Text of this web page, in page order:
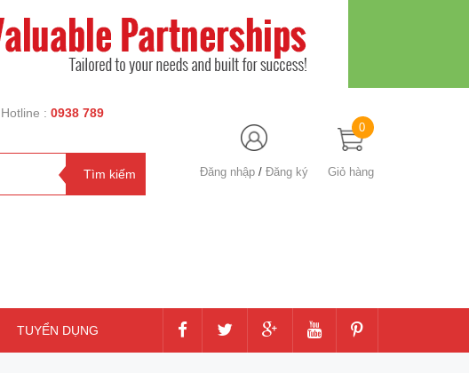
Hotline : 0938 789
Đăng nhập / Đăng ký Giỏ hàng
0
TUYỂN DỤNG